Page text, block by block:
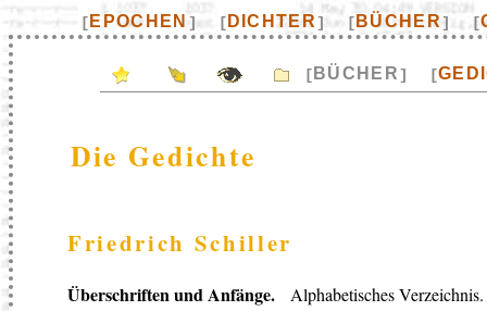
[ EPOCHEN ] [ DICHTER] [ BÜCHER] [
[ BÜCHER] [
Die Gedichte
Friedrich Schiller
Überschriften und Anfänge. Alphabetisches Verzeichnis.